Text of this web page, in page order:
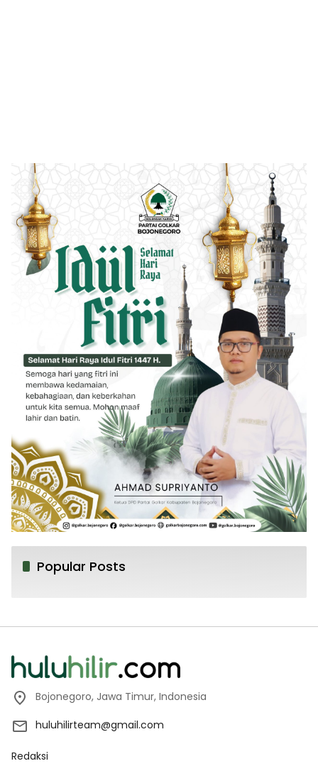
Popular Posts
Bojonegoro, Jawa Timur, Indonesia
huluhilirteam@gmail.com
Redaksi